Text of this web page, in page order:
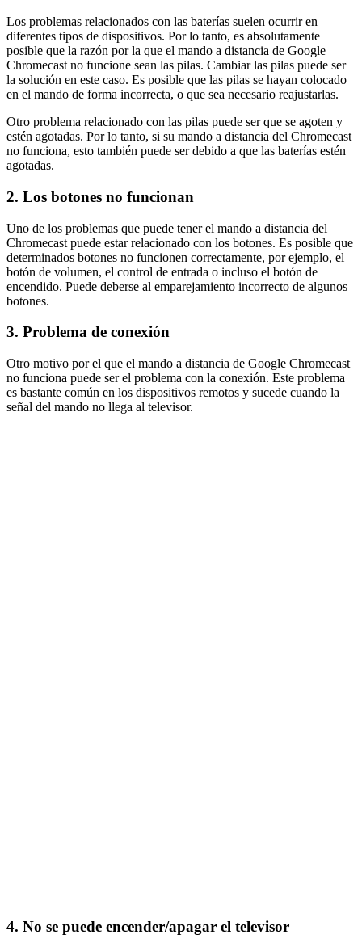
Los problemas relacionados con las baterías suelen ocurrir en
diferentes tipos de dispositivos. Por lo tanto, es absolutamente
posible que la razón por la que el mando a distancia de Google
Chromecast no funcione sean las pilas. Cambiar las pilas puede ser
la solución en este caso. Es posible que las pilas se hayan colocado
en el mando de forma incorrecta, o que sea necesario reajustarlas.
Otro problema relacionado con las pilas puede ser que se agoten y
estén agotadas. Por lo tanto, si su mando a distancia del Chromecast
no funciona, esto también puede ser debido a que las baterías estén
agotadas.
2. Los botones no funcionan
Uno de los problemas que puede tener el mando a distancia del
Chromecast puede estar relacionado con los botones. Es posible que
determinados botones no funcionen correctamente, por ejemplo, el
botón de volumen, el control de entrada o incluso el botón de
encendido. Puede deberse al emparejamiento incorrecto de algunos
botones.
3. Problema de conexión
Otro motivo por el que el mando a distancia de Google Chromecast
no funciona puede ser el problema con la conexión. Este problema
es bastante común en los dispositivos remotos y sucede cuando la
señal del mando no llega al televisor.
4. No se puede encender/apagar el televisor